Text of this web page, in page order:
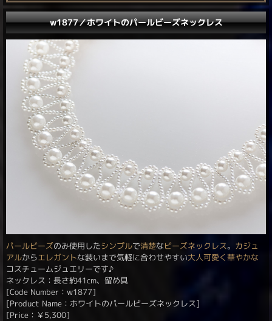
w1877／ホワイトのパールビーズネックレス
パールビーズのみ使用したシンプルで清楚なビーズネックレス。 カジュ
アルからエレガントな装いまで気軽に合わせやすい大人可愛く華やかな
コスチュームジュエリーです♪
ネックレス：長さ約41cm、留め具
[Code Number：w1877]
[Product Name：ホワイトのパールビーズネックレス]
[Price： ￥5,300]